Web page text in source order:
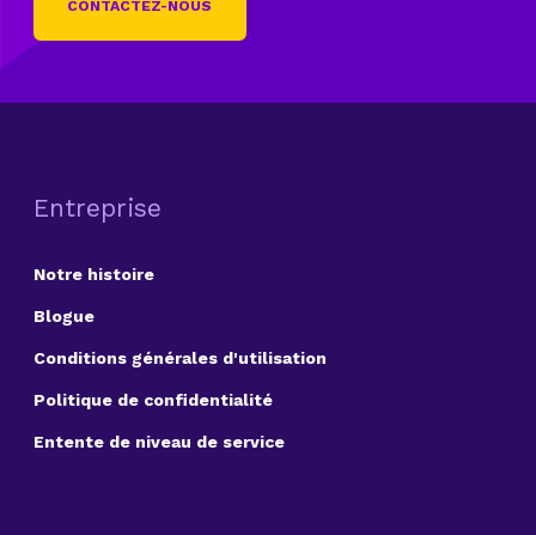
CONTACTEZ-NOUS
Entreprise
Notre histoire
Blogue
Conditions générales d'utilisation
Politique de confidentialité
Entente de niveau de service